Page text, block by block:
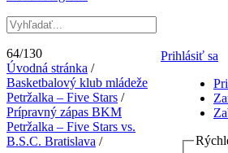
Prihlásiť sa
64/130
Úvodná stránka /
Basketbalový klub mládeže
Petržalka – Five Stars /
Prípravný zápas BKM
Petržalka – Five Stars vs.
B.S.C. Bratislava /